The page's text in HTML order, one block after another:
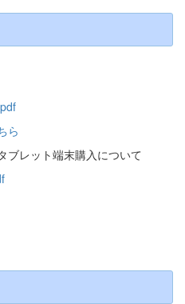
ら
ブレット端末購入について